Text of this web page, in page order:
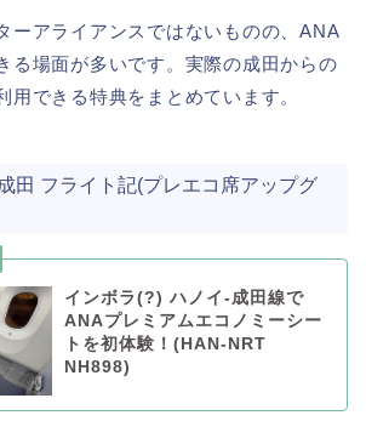
ーアライアンスではないものの、ANA
る場面が多いです。実際の成田からの
用できる特典をまとめています。
田 フライト記(プレエコ席アップグ
インボラ(?) ハノイ-成田線で
ANAプレミアムエコノミーシー
トを初体験！(HAN-NRT
NH898)